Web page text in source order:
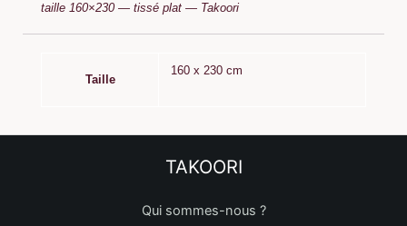
taille 160×230 — tissé plat — Takoori
Taille
160 x 230 cm
TAKOORI
Qui sommes-nous ?